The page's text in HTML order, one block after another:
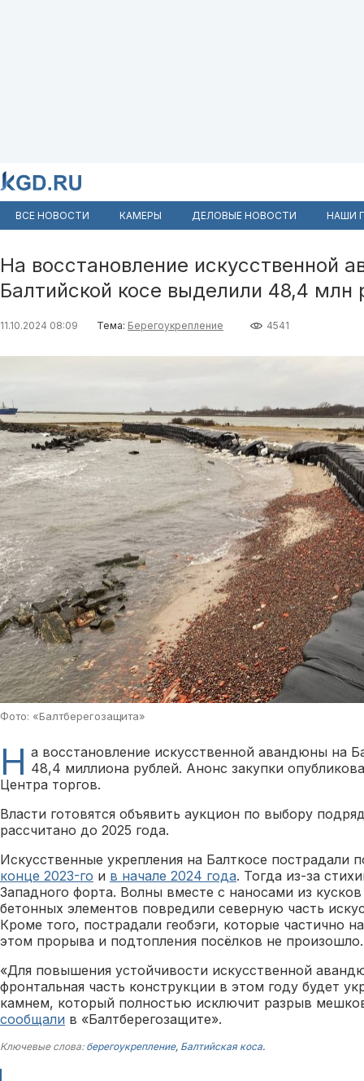
ВСЕ НОВОСТИ КАМЕРЫ ДЕЛОВЫЕ НОВОСТИ НАШИ
На восстановление искусственной
Балтийской косе выделили 48,4 млн
11.10.2024 08:09 Тема: Берегоукрепление 4541
Фото: «Балтберегозащита»
Н а восстановление искусственной авандюны на
48,4 миллиона рублей. Анонс закупки
Центра торгов.
Власти готовятся объявить аукцион по выбору
рассчитано до 2025 года.
Искусственные укрепления на Балткосе
конце 2023-го и в начале 2024 года. Тогда из-за
Западного форта. Волны вместе с наносами из
бетонных элементов повредили северную часть
Кроме того, пострадали геобэги, которые частично
этом прорыва и подтопления посёлков не произошло.
«Для повышения устойчивости искусственной
фронтальная часть конструкции в этом году будет
камнем, который полностью исключит разрыв
сообщали в «Балтберегозащите».
Ключевые слова: берегоукрепление, Балтийская коса.